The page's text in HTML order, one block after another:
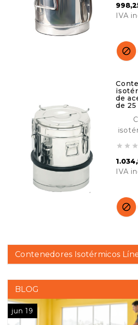
IVA

de
de
  
IVA

Contenedores Isotérmicos
BLOG
jun 19